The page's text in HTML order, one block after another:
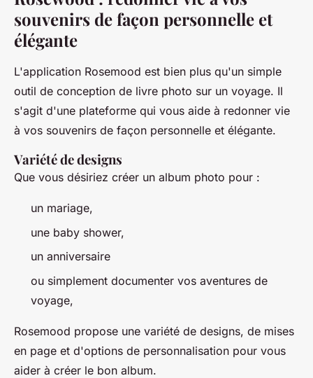
souvenirs de façon personnelle et
élégante
L'application Rosemood est bien plus qu'un simple
outil de conception de livre photo sur un voyage. Il
s'agit d'une plateforme qui vous aide à redonner vie
à vos souvenirs de façon personnelle et élégante.
Variété de designs
Que vous désiriez créer un album photo pour :
un mariage,
une baby shower,
un anniversaire
ou simplement documenter vos aventures de
voyage,
Rosemood propose une variété de designs, de mises
en page et d'options de personnalisation pour vous
aider à créer le bon album.